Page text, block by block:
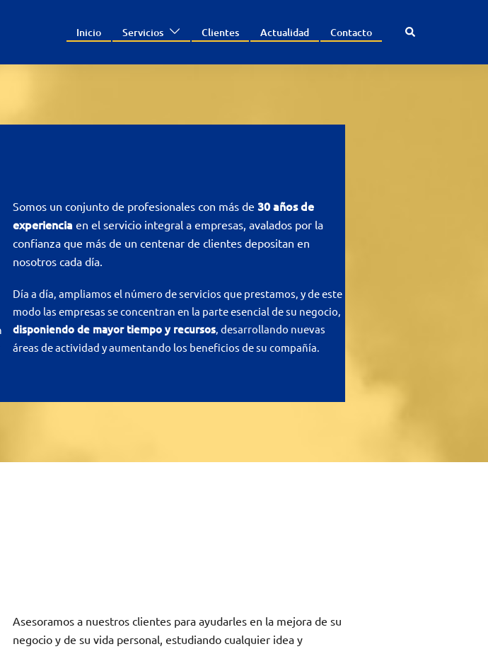
Inicio Servicios Clientes Actualidad Contacto Search
Somos un conjunto de profesionales con más de 30 años de
experiencia en el servicio integral a empresas, avalados por la
confianza que más de un centenar de clientes depositan en
nosotros cada día.
Día a día, ampliamos el número de servicios que prestamos, y de este
modo las empresas se concentran en la parte esencial de su negocio,
disponiendo de mayor tiempo y recursos , desarrollando nuevas
áreas de actividad y aumentando los beneficios de su compañía.
Asesoramos a nuestros clientes para ayudarles en la mejora de su
negocio y de su vida personal, estudiando cualquier idea y